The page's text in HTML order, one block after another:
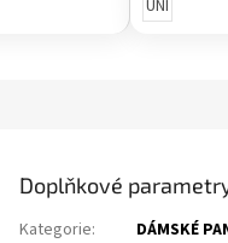
UNI
Doplňkové
Kategorie:
DÁMSKÉ